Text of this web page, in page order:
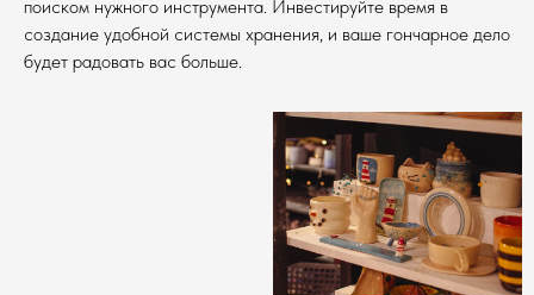
поиском нужного инструмента. Инвестируйте время в
создание удобной системы хранения, и ваше гончарное дело
будет радовать вас больше.